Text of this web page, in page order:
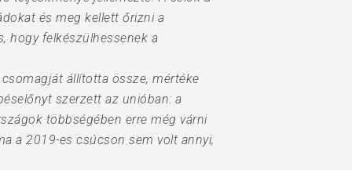
és meg kellett őrizni a
hogy felkészülhessenek a
állította össze, mértéke
szerzett az unióban: a
többségében erre még várni
a 2019-es csúcson sem volt annyi,